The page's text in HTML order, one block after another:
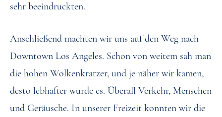
sehr beeindruckten.
Anschließend machten wir uns auf den Weg nach
Downtown Los Angeles. Schon von weitem sah man
die hohen Wolkenkratzer, und je näher wir kamen,
desto lebhafter wurde es. Überall Verkehr, Menschen
und Geräusche. In unserer Freizeit konnten wir die